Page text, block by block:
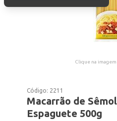
Clique na
Código: 2211
Macarrão de
Espaguete 500g